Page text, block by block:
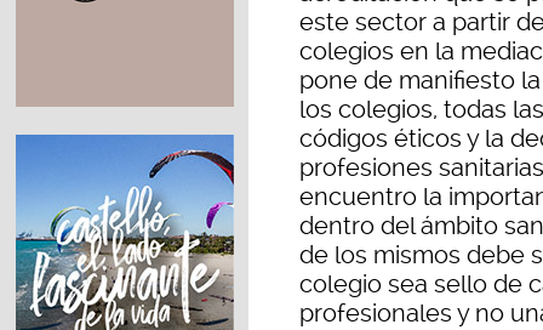
este sector a partir
colegios en la
pone de manifiesto
los colegios, todas
códigos éticos y la
profesiones
encuentro la
dentro del ámbito
de los mismos debe
colegio sea sello de
profesionales y no